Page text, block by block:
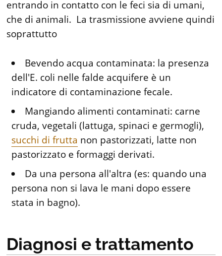
entrando in contatto con le feci sia di umani,
che di animali. La trasmissione avviene quindi
soprattutto
Bevendo acqua contaminata: la presenza
dell'E. coli nelle falde acquifere è un
indicatore di contaminazione fecale.
Mangiando alimenti contaminati: carne
cruda, vegetali (lattuga, spinaci e germogli),
succhi di frutta non pastorizzati, latte non
pastorizzato e formaggi derivati.
Da una persona all'altra (es: quando una
persona non si lava le mani dopo essere
stata in bagno).
Diagnosi e trattamento